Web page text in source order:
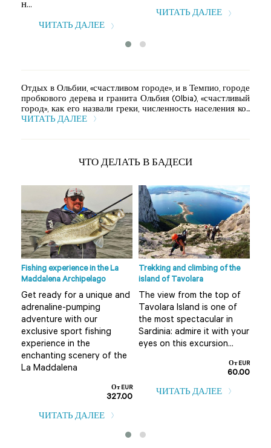
н...
ЧИТАТЬ ДАЛЕЕ
ЧИТАТЬ ДАЛЕЕ
Отдых в Ольбии, «счастливом городе», и в Темпио, городе
пробкового дерева и гранита Ольбия (Olbia), «счастливый
город», как его назвали греки, численность населения ко...
ЧИТАТЬ ДАЛЕЕ
ЧТО ДЕЛАТЬ В БАДЕСИ
Fishing experience in the La
Maddalena Archipelago
Get ready for a unique and
adrenaline-pumping
adventure with our
exclusive sport fishing
experience in the
enchanting scenery of the
La Maddalena
От EUR
327.00
ЧИТАТЬ ДАЛЕЕ
Trekking and climbing of the
island of Tavolara
The view from the top of
Tavolara Island is one of
the most spectacular in
Sardinia: admire it with your
eyes on this excursion...
От EUR
60.00
ЧИТАТЬ ДАЛЕЕ